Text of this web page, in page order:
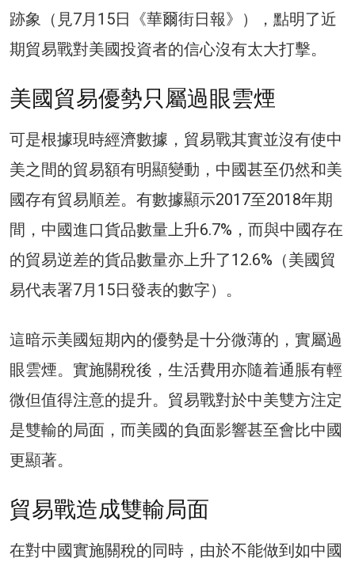
跡象（見7月15日《華爾街日報》），點明了近
期貿易戰對美國投資者的信心沒有太大打擊。
美國貿易優勢只屬過眼雲煙
可是根據現時經濟數據，貿易戰其實並沒有使中
美之間的貿易額有明顯變動，中國甚至仍然和美
國存有貿易順差。有數據顯示2017至2018年期
間，中國進口貨品數量上升6.7%，而與中國存在
的貿易逆差的貨品數量亦上升了12.6%（美國貿
易代表署7月15日發表的數字）。
這暗示美國短期內的優勢是十分微薄的，實屬過
眼雲煙。實施關稅後，生活費用亦隨着通脹有輕
微但值得注意的提升。貿易戰對於中美雙方注定
是雙輸的局面，而美國的負面影響甚至會比中國
更顯著。
貿易戰造成雙輸局面
在對中國實施關稅的同時，由於不能做到如中國